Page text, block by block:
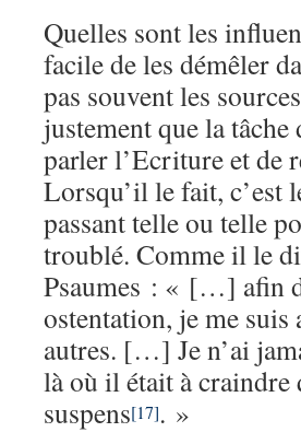
Quelles sont les
facile de les démêler
pas souvent les
justement que la tâche
parler l’Ecriture et de
Lorsqu’il le fait, c’est
passant telle ou telle
troublé. Comme il le
Psaumes : « […] afin
ostentation, je me suis
autres. […] Je n’ai
là où il était à craindre
suspens[17]. »